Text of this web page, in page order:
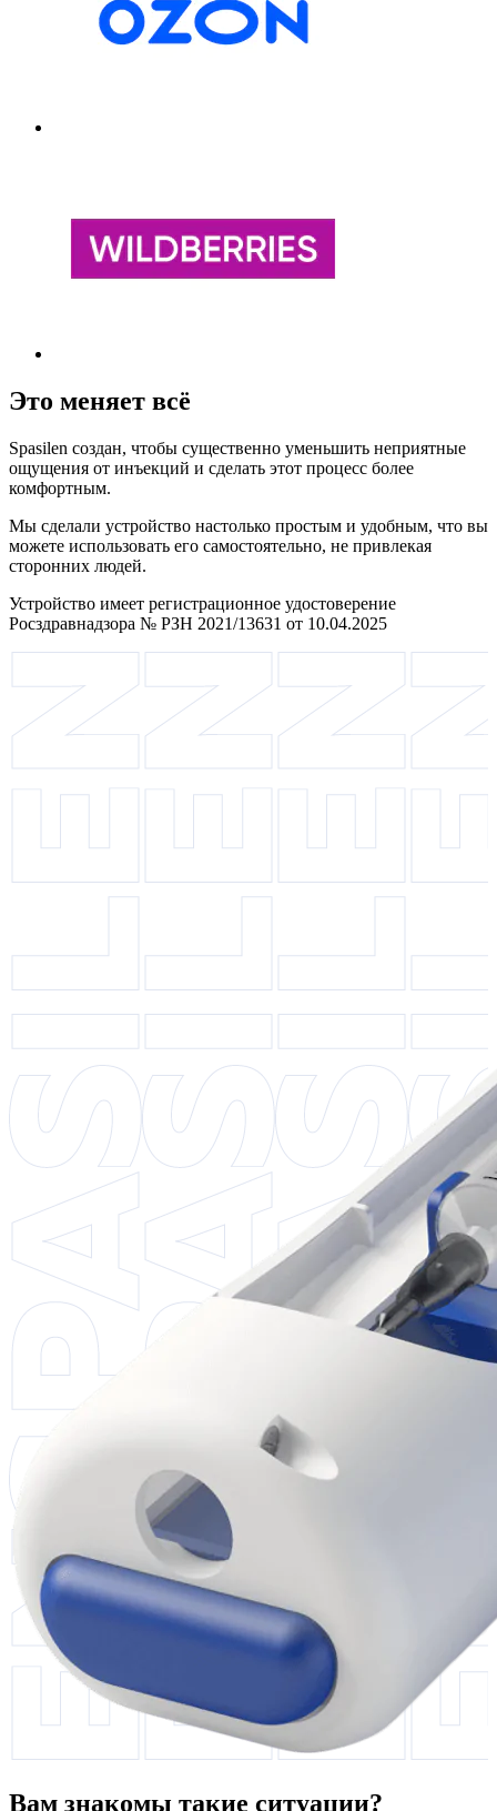
Это меняет всё
Spasilen создан, чтобы существенно уменьшить неприятные
ощущения от инъекций и сделать этот процесс более
комфортным.
Мы сделали устройство настолько простым и удобным, что вы
можете использовать его самостоятельно, не привлекая
сторонних людей.
Устройство имеет регистрационное удостоверение
Росздравнадзора № РЗН 2021/13631 от 10.04.2025
Вам знакомы такие ситуации?